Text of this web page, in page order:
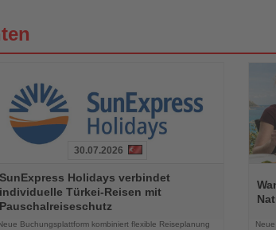
30.07.2026
SunExpress Holidays verbindet
individuelle Türkei-Reisen mit
Pauschalreiseschutz
Buchungsplattform kombiniert flexible Reiseplanung
Sie
die